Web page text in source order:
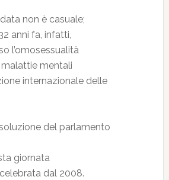
non è casuale;
anni fa, infatti,
l’omosessualità
mentali
internazionale delle
del parlamento
giornata
dal 2008.